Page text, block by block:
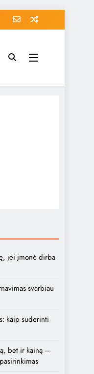
jei įmonė dirba
svarbiau
kaip suderinti
bet ir kainą —